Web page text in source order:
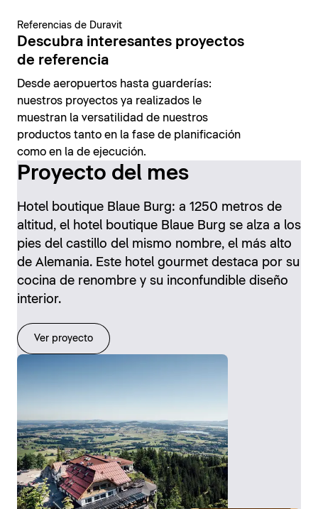
Referencias de Duravit
Descubra interesantes proyectos
de referencia
Desde aeropuertos hasta guarderías:
nuestros proyectos ya realizados le
muestran la versatilidad de nuestros
productos tanto en la fase de planificación
como en la de ejecución.
Proyecto del mes
Hotel boutique Blaue Burg: a 1250 metros de
altitud, el hotel boutique Blaue Burg se alza a los
pies del castillo del mismo nombre, el más alto
de Alemania. Este hotel gourmet destaca por su
cocina de renombre y su inconfundible diseño
interior.
Ver proyecto